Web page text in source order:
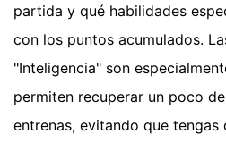
partida y qué habilidades
con los puntos acumulados.
"Inteligencia" son
permiten recuperar un poco
entrenas, evitando que